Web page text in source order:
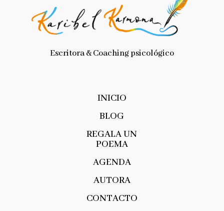
Escritora & Coaching psicológico
INICIO
BLOG
REGALA UN
POEMA
AGENDA
AUTORA
CONTACTO